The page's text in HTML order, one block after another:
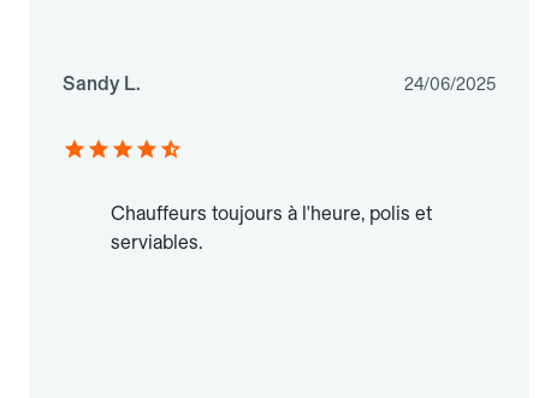
Sandy L. 24/06/2025
Chauffeurs toujours à l'heure, polis et
serviables.